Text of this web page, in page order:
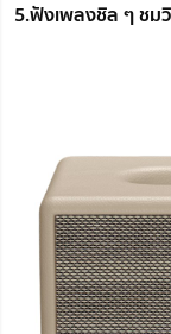
5.ฟังเพลงชิล ๆ ชม